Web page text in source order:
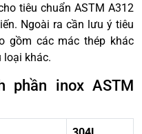
tiêu chuẩn ASTM A312
Ngoài ra cần lưu ý tiêu
gồm các mác thép khác
loại khác.
phần inox ASTM